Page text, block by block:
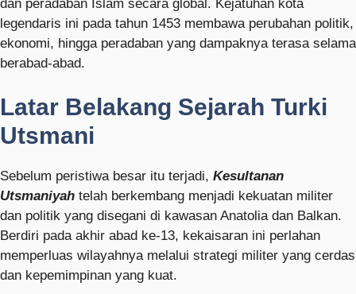
dan peradaban Islam secara global. Kejatuhan kota
legendaris ini pada tahun 1453 membawa perubahan politik,
ekonomi, hingga peradaban yang dampaknya terasa selama
berabad-abad.
Latar Belakang Sejarah Turki
Utsmani
Sebelum peristiwa besar itu terjadi, Kesultanan
Utsmaniyah telah berkembang menjadi kekuatan militer
dan politik yang disegani di kawasan Anatolia dan Balkan.
Berdiri pada akhir abad ke-13, kekaisaran ini perlahan
memperluas wilayahnya melalui strategi militer yang cerdas
dan kepemimpinan yang kuat.